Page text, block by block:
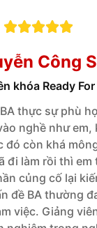

Công
khóa Ready
thực sự phù
nghề như em,
đó còn khá
đi làm rồi thì em
củng cố lại
đề BA thường
việc. Giảng